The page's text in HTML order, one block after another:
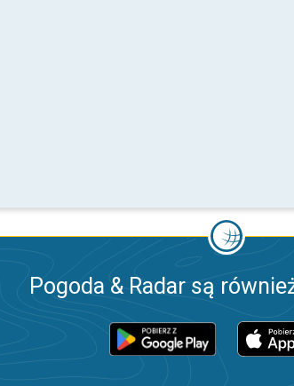
Pogoda & Radar są